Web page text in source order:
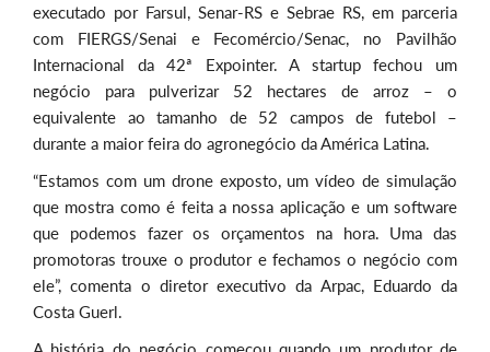
executado por Farsul, Senar-RS e Sebrae RS, em parceria
com FIERGS/Senai e Fecomércio/Senac, no Pavilhão
Internacional da 42ª Expointer. A startup fechou um
negócio para pulverizar 52 hectares de arroz – o
equivalente ao tamanho de 52 campos de futebol –
durante a maior feira do agronegócio da América Latina.
“Estamos com um drone exposto, um vídeo de simulação
que mostra como é feita a nossa aplicação e um software
que podemos fazer os orçamentos na hora. Uma das
promotoras trouxe o produtor e fechamos o negócio com
ele”, comenta o diretor executivo da Arpac, Eduardo da
Costa Guerl.